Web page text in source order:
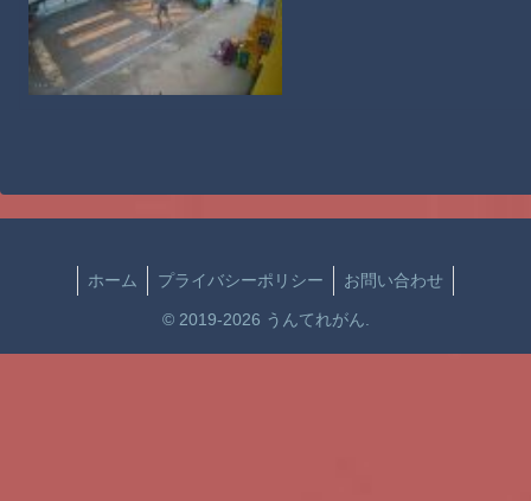
ホーム プライバシーポリシー お問い合わせ
© 2019-2026 うんてれがん.